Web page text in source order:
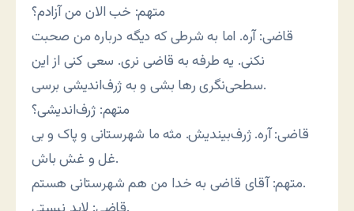
متهم: خب الان من آزادم؟
قاضی: آره. اما به شرطی که دیگه درباره من صحبت
نکنی. یه طرفه به قاضی نری. سعی کنی از این
سطحی‌نگری رها بشی و به ژرف‌اندیشی برسی.
متهم: ژرف‌اندیشی؟
قاضی: آره. ژرف‌بیندیش. مثه ما شهرستانی و پاک و بی
غل و غش باش.
متهم: آقای قاضی به خدا من هم شهرستانی هستم.